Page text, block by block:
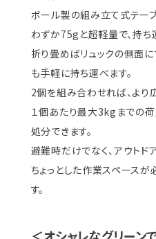
ボール製の組み立て式テーブ
わずか75gと超軽量で、持ち
折り畳めばリュックの側面に
も手軽に持ち運べます。
2個を組み合わせれば、より
１個あたり最大3kgまでの
処分できます。
避難時だけでなく、アウトド
ちょっとした作業スペース
す。